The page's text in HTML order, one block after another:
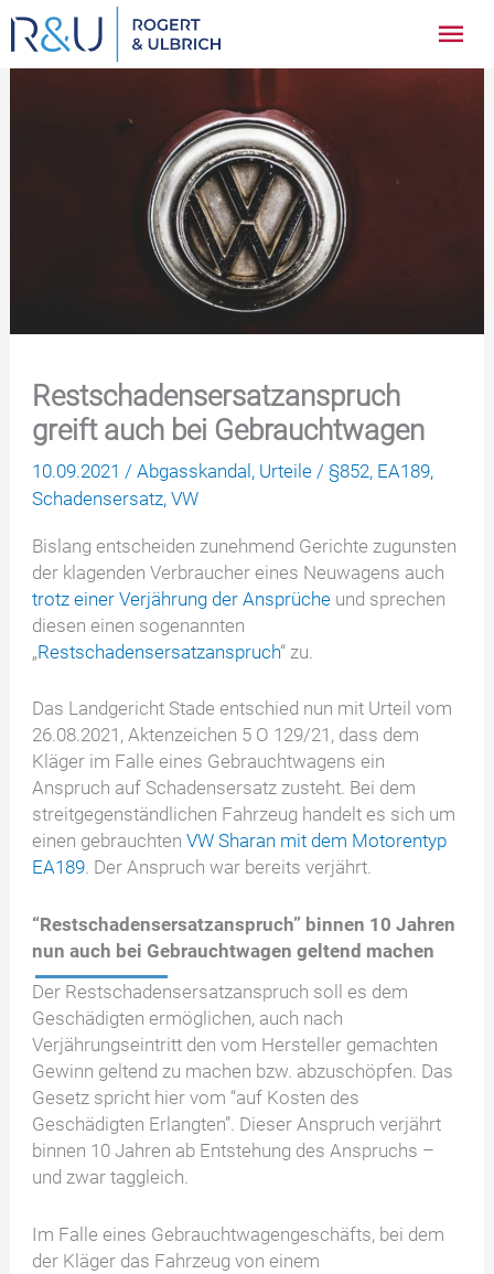
Zum
Inhalt
springen
Restschadensersatzanspruch
greift auch bei Gebrauchtwagen
10.09.2021/Abgasskandal , Urteile / §852, EA189,
Schadensersatz,VW
Bislang entscheiden zunehmend Gerichte zugunsten
der klagenden Verbraucher eines Neuwagens auch
trotz einer Verjährung der Ansprüche und sprechen
diesen einen sogenannten
„Restschadensersatzanspruch“ zu.
Das Landgericht Stade entschied nun mit Urteil vom
26.08.2021, Aktenzeichen 5 O 129/21, dass dem
Kläger im Falle eines Gebrauchtwagens ein
Anspruch auf Schadensersatz zusteht. Bei dem
streitgegenständlichen Fahrzeug handelt es sich um
einen gebrauchtenVW Sharan mit dem Motorentyp
EA189. Der Anspruch war bereits verjährt.
“Restschadensersatzanspruch” binnen 10 Jahren
nun auch bei Gebrauchtwagen geltend machen
Der Restschadensersatzanspruch soll es dem
Geschädigten ermöglichen, auch nach
Verjährungseintritt den vom Hersteller gemachten
Gewinn geltend zu machen bzw. abzuschöpfen. Das
Gesetz spricht hier vom “auf Kosten des
Geschädigten Erlangten”. Dieser Anspruch verjährt
binnen 10 Jahren ab Entstehung des Anspruchs –
und zwar taggleich.
Im Falle eines Gebrauchtwagengeschäfts, bei dem
der Kläger das Fahrzeug von einem